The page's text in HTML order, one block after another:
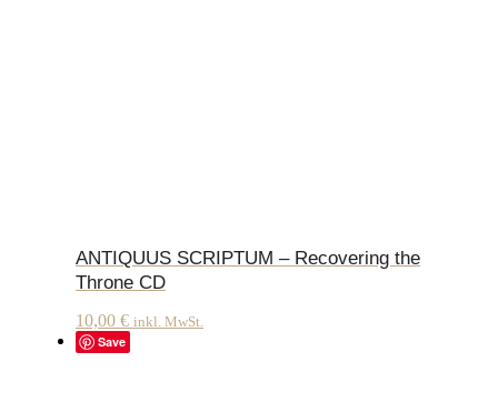
ANTIQUUS SCRIPTUM – Recovering the
Throne CD
10,00 € inkl. MwSt.
Save